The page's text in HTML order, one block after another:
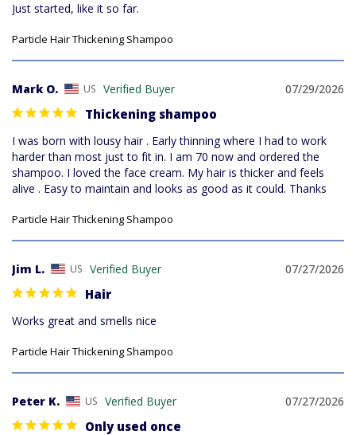
Just started, like it so far.
Particle Hair Thickening Shampoo
07/29/2026
Mark O. US
Thickening shampoo
I was born with lousy hair . Early thinning where I had to work
harder than most just to fit in. I am 70 now and ordered the
shampoo. I loved the face cream. My hair is thicker and feels
alive . Easy to maintain and looks as good as it could. Thanks
Particle Hair Thickening Shampoo
07/27/2026
Jim L. US
Hair
Works great and smells nice
Particle Hair Thickening Shampoo
07/27/2026
Peter K. US
Only used once